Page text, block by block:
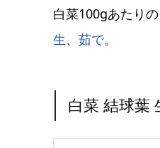
白菜100gあたり
生、 茹で。
白菜 結球葉